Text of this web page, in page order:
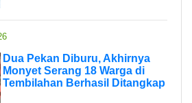
Dua Pekan Diburu, Akhirnya
Monyet Serang 18 Warga di
Tembilahan Berhasil Ditangkap